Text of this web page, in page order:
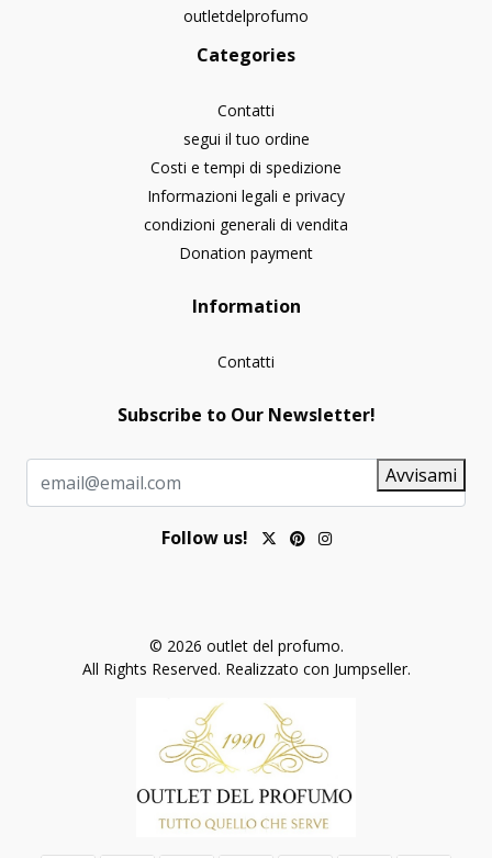
outletdelprofumo
Categories
Contatti
segui il tuo ordine
Costi e tempi di spedizione
Informazioni legali e privacy
condizioni generali di vendita
Donation payment
Information
Contatti
Subscribe to Our Newsletter!
Avvisami
Follow us!
© 2026 outlet del profumo.
All Rights Reserved. Realizzato con Jumpseller.